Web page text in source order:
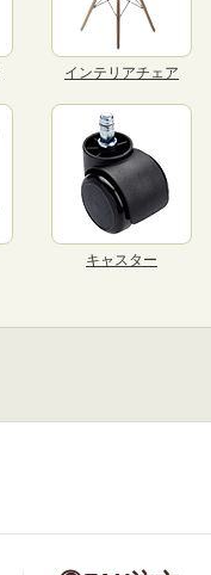
インテリアチェア
キャスター